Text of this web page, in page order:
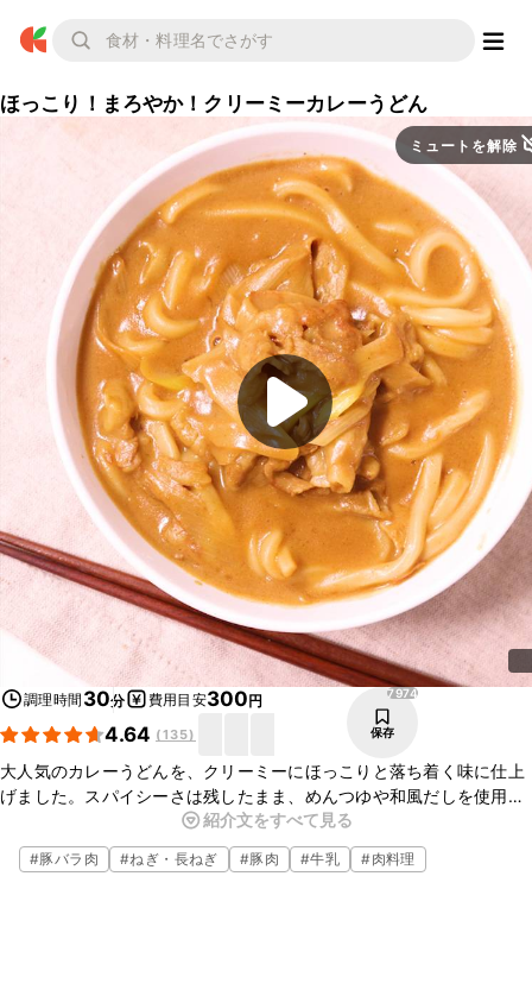
ほっこり！まろやか！クリーミーカレーうどん
ミュートを解除
調理時間 30分 費用目安300円
4.64 (135)
7974
保存
大人気のカレーうどんを、クリーミーにほっこりと落ち着く味に仕上
げました。スパイシーさは残したまま、めんつゆや和風だしを使用す
ることであっという間に和のテイストに仕上がります。余ったカレー
を活用することもできるので、オススメですよ。
紹介文をすべて見る
#豚バラ肉 #ねぎ・長ねぎ #豚肉 #牛乳 #肉料理